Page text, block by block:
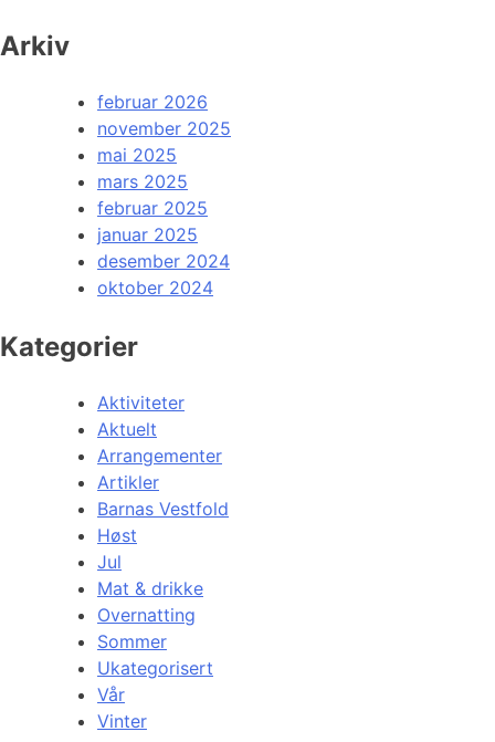
Arkiv
februar 2026
november 2025
mai 2025
mars 2025
februar 2025
januar 2025
desember 2024
oktober 2024
Kategorier
Aktiviteter
Aktuelt
Arrangementer
Artikler
Barnas Vestfold
Høst
Jul
Mat & drikke
Overnatting
Sommer
Ukategorisert
Vår
Vinter